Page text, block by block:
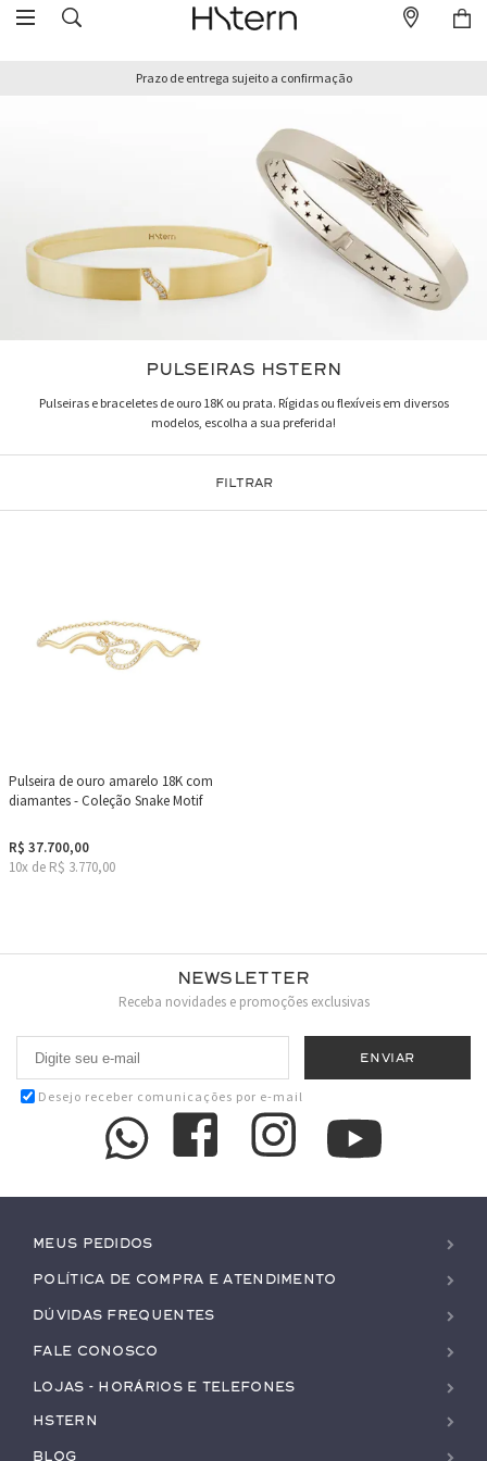
Prazo de entrega sujeito a confirmação
PULSEIRAS HSTERN
Pulseiras e braceletes de ouro 18K ou prata. Rígidas ou flexíveis em diversos
modelos, escolha a sua preferida!
FILTRAR
Pulseira de ouro amarelo 18K com
diamantes - Coleção Snake Motif
R$ 37.700,00
10x de R$ 3.770,00
Newsletter
Receba novidades e promoções exclusivas
Desejo receber comunicações por e-mail
Meus pedidos
Política de Compra e Atendimento
Dúvidas Frequentes
Fale conosco
Lojas - Horários e Telefones
HStern
Blog